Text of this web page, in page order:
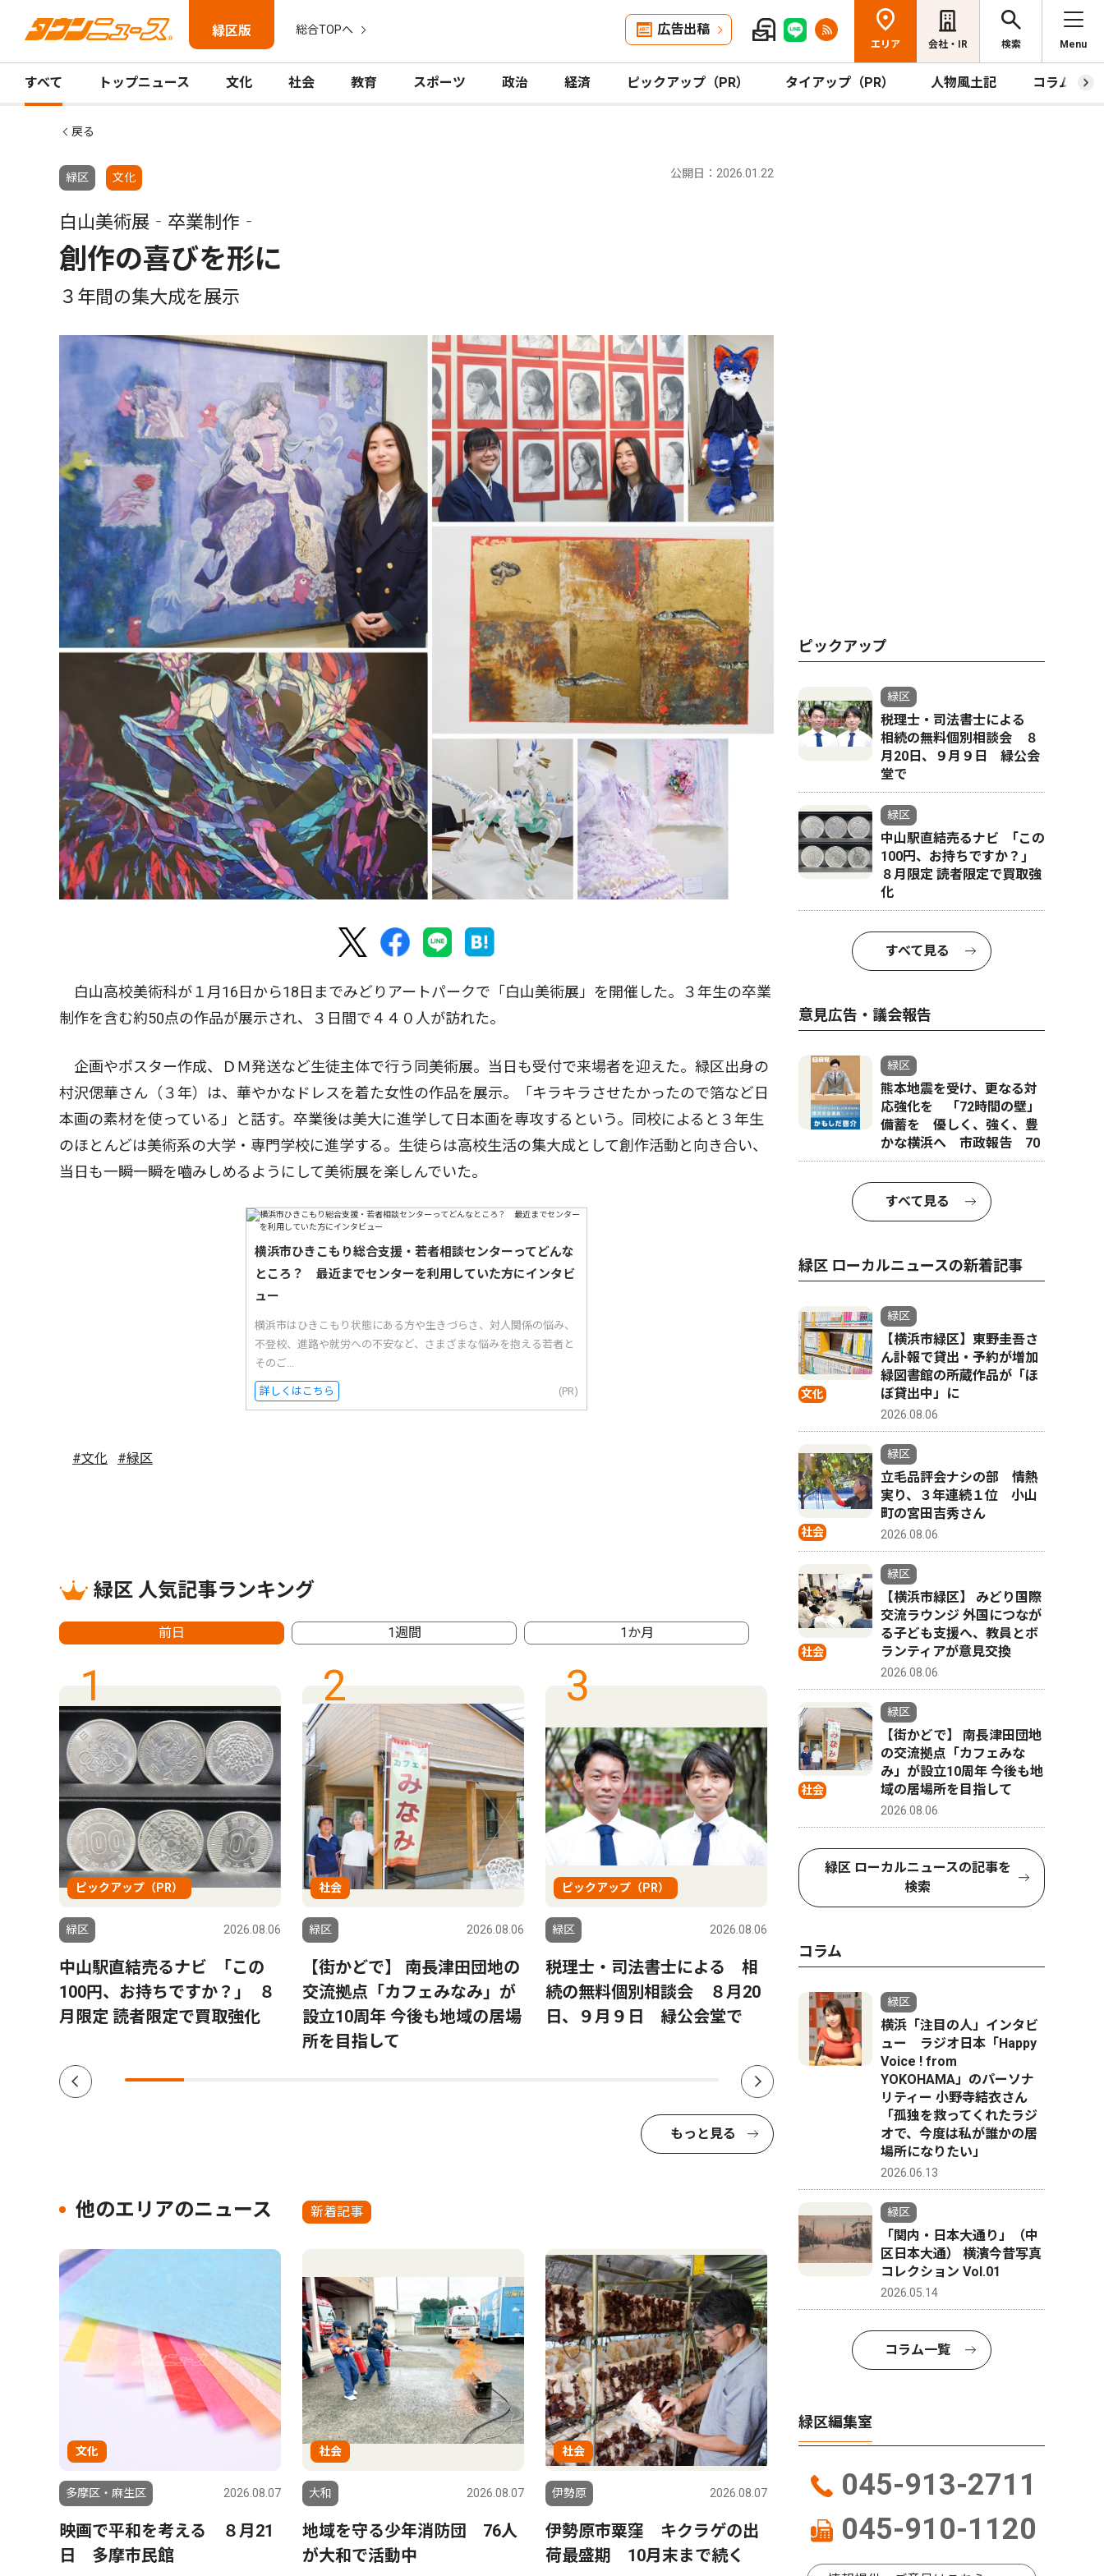
緑区版 総合TOPへ 広告出稿
エリア 会社・IR 検索 Menu
すべて トップニュース 文化 社会 教育 スポーツ 政治 経済 ピックアップ（PR） タイアップ（PR） 人物風土記 コラム
戻る
緑区 文化 公開日：2026.01.22
白山美術展‐卒業制作‐
創作の喜びを形に
３年間の集大成を展示
白山高校美術科が１月16日から18日までみどりアートパークで「白山美術展」を開催した。３年生の卒業
制作を含む約50点の作品が展示され、３日間で４４０人が訪れた。
企画やポスター作成、ＤＭ発送など生徒主体で行う同美術展。当日も受付で来場者を迎えた。緑区出身の
村沢偲華さん（３年）は、華やかなドレスを着た女性の作品を展示。「キラキラさせたかったので箔など日
本画の素材を使っている」と話す。卒業後は美大に進学して日本画を専攻するという。同校によると３年生
のほとんどは美術系の大学・専門学校に進学する。生徒らは高校生活の集大成として創作活動と向き合い、
当日も一瞬一瞬を嚙みしめるようにして美術展を楽しんでいた。
横浜市ひきこもり総合支援・若者相談センターってどんな
ところ？ 最近までセンターを利用していた方にインタビ
ュー
横浜市はひきこもり状態にある方や生きづらさ、対人関係の悩み、
不登校、進路や就労への不安など、さまざまな悩みを抱える若者と
そのご...
詳しくはこちら (PR)
#文化 #緑区
緑区 人気記事ランキング
前日 1週間 1か月
1
ピックアップ（PR）
緑区 2026.08.06
中山駅直結売るナビ ｢この
100円、お持ちですか？｣ ８
月限定 読者限定で買取強化
2
社会
緑区 2026.08.06
【街かどで】 南長津田団地の
交流拠点「カフェみなみ」が
設立10周年 今後も地域の居場
所を目指して
3
ピックアップ（PR）
緑区 2026.08.06
税理士・司法書士による 相
続の無料個別相談会 ８月20
日、９月９日 緑公会堂で
4
8月22日に緑公会堂で開催さ
れる「よこはまみらいフェ
ス」を企画した 二宮 明さ
ん 中山在住 48歳
霧が丘
トーク」
もっと見る
他のエリアのニュース 新着記事
文化
多摩区・麻生区 2026.08.07
映画で平和を考える ８月21
日 多摩市民館
社会
大和 2026.08.07
地域を守る少年消防団 76人
が大和で活動中
社会
伊勢原 2026.08.07
伊勢原市粟窪 キクラゲの出
荷最盛期 10月末まで続く
ピックアップ
緑区
税理士・司法書士による
相続の無料個別相談会 ８
月20日、９月９日 緑公会
堂で
緑区
中山駅直結売るナビ ｢この
100円、お持ちですか？｣
８月限定 読者限定で買取強
化
すべて見る
意見広告・議会報告
緑区
熊本地震を受け、更なる対
応強化を 「72時間の壁」
備蓄を 優しく、強く、豊
かな横浜へ 市政報告 70
すべて見る
緑区 ローカルニュースの新着記事
文化
緑区
【横浜市緑区】東野圭吾さ
ん訃報で貸出・予約が増加
緑図書館の所蔵作品が「ほ
ぼ貸出中」に
2026.08.06
社会
緑区
立毛品評会ナシの部 情熱
実り、３年連続１位 小山
町の宮田吉秀さん
2026.08.06
社会
緑区
【横浜市緑区】 みどり国際
交流ラウンジ 外国につなが
る子ども支援へ、教員とボ
ランティアが意見交換
2026.08.06
社会
緑区
【街かどで】 南長津田団地
の交流拠点「カフェみな
み」が設立10周年 今後も地
域の居場所を目指して
2026.08.06
緑区 ローカルニュースの記事を
検索
コラム
緑区
横浜「注目の人」インタビ
ュー ラジオ日本「Happy
Voice ! from
YOKOHAMA」のパーソナ
リティー 小野寺結衣さん
「孤独を救ってくれたラジ
オで、今度は私が誰かの居
場所になりたい」
2026.06.13
緑区
「関内・日本大通り」（中
区日本大通） 横濱今昔写真
コレクション Vol.01
2026.05.14
コラム一覧
緑区編集室
045-913-2711
045-910-1120